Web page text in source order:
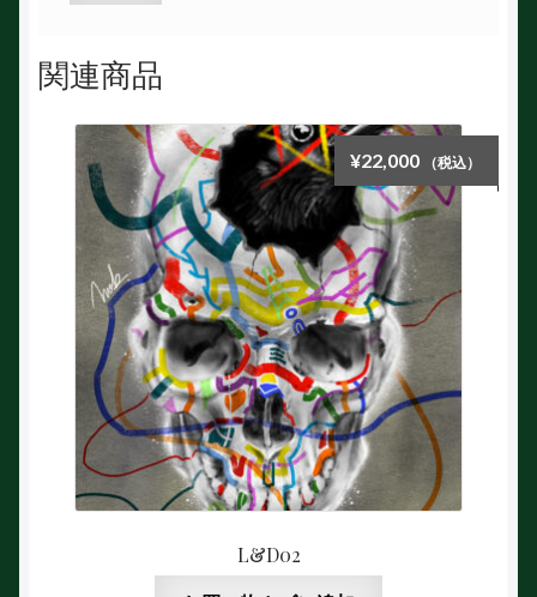
関連商品
L&D02
¥22,000 （税込）